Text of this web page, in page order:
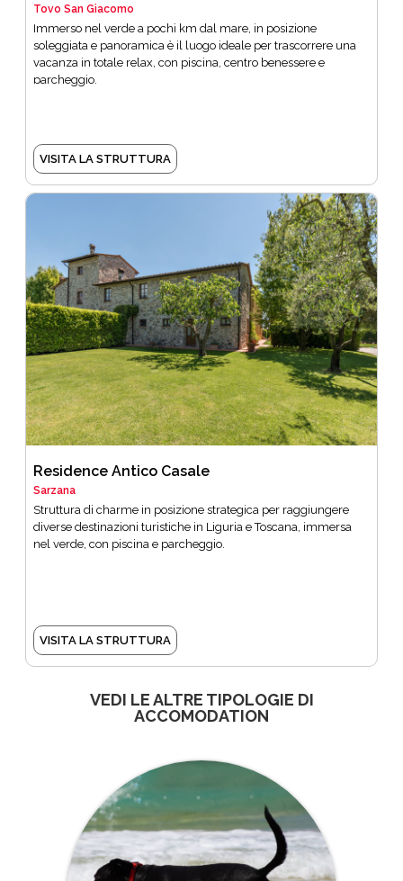
Tovo San Giacomo
Immerso nel verde a pochi km dal mare, in posizione
soleggiata e panoramica è il luogo ideale per trascorrere una
vacanza in totale relax, con piscina, centro benessere e
parcheggio.
VISITA LA STRUTTURA
Residence Antico Casale
Sarzana
Struttura di charme in posizione strategica per raggiungere
diverse destinazioni turistiche in Liguria e Toscana, immersa
nel verde, con piscina e parcheggio.
VISITA LA STRUTTURA
VEDI LE ALTRE TIPOLOGIE DI
ACCOMODATION